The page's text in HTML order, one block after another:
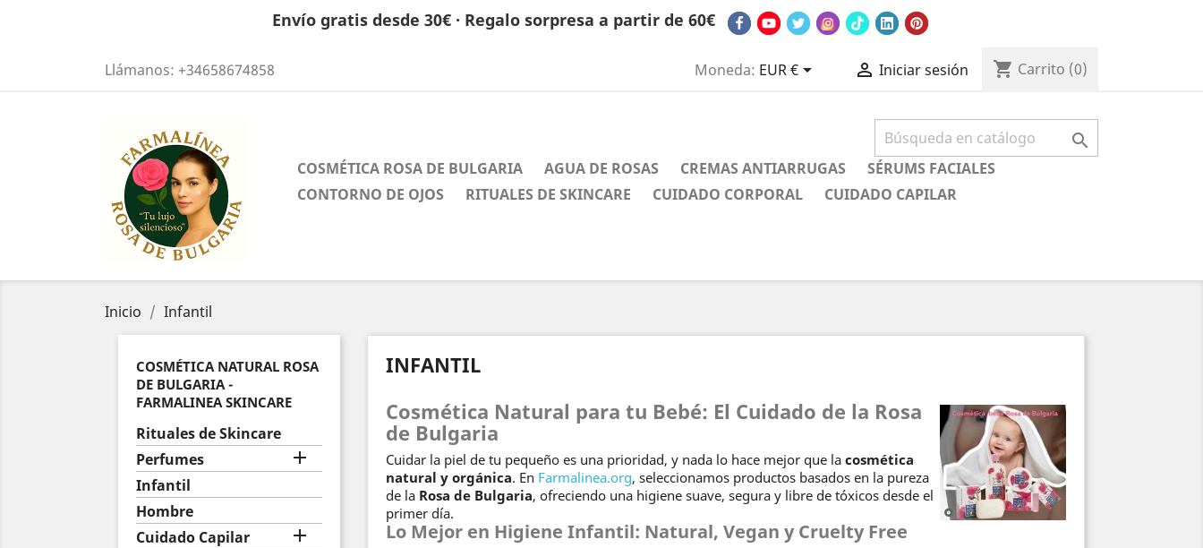
Envío gratis desde 30€ · Regalo sorpresa a partir de 60€
Llámanos: +34658674858 Moneda: EUR €  Iniciar sesión shopping_cart Carrito (0)

COSMÉTICA ROSA DE BULGARIA AGUA DE ROSAS CREMAS ANTIARRUGAS
SÉRUMS FACIALES
CONTORNO DE OJOS
RITUALES DE SKINCARE CUIDADO CORPORAL CUIDADO CAPILAR
Inicio Infantil
COSMÉTICA NATURAL ROSA
DE BULGARIA -
FARMALINEA SKINCARE
Rituales de Skincare
Perfumes

Infantil
Hombre
Cuidado Capilar

INFANTIL
Cosmética Natural para tu Bebé: El Cuidado de la Rosa
de Bulgaria
Cuidar la piel de tu pequeño es una prioridad, y nada lo hace mejor que la cosmética
natural y orgánica. En Farmalinea.org, seleccionamos productos basados en la pureza
de la Rosa de Bulgaria, ofreciendo una higiene suave, segura y libre de tóxicos desde el
primer día.
Lo Mejor en Higiene Infantil: Natural, Vegan y Cruelty Free